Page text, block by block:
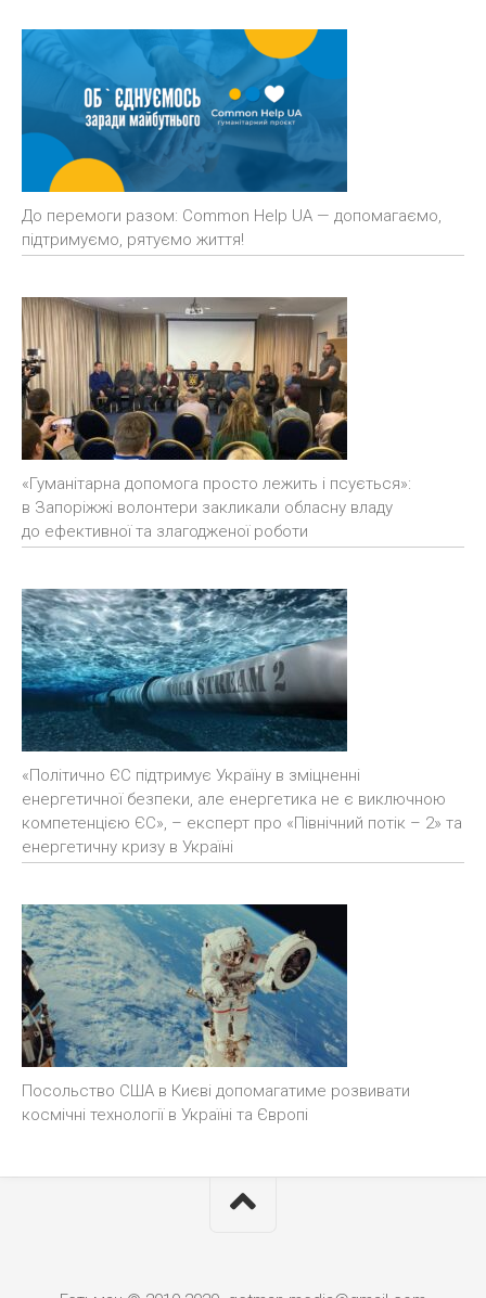
До перемоги разом: Common Help UA — допомагаємо,
підтримуємо, рятуємо життя!
«Гуманітарна допомога просто лежить і псується»:
в Запоріжжі волонтери закликали обласну владу
до ефективної та злагодженої роботи
«Політично ЄС підтримує Україну в зміцненні
енергетичної безпеки, але енергетика не є виключною
компетенцією ЄС», – експерт про «Північний потік – 2» та
енергетичну кризу в Україні
Посольство США в Києві допомагатиме розвивати
космічні технології в Україні та Європі